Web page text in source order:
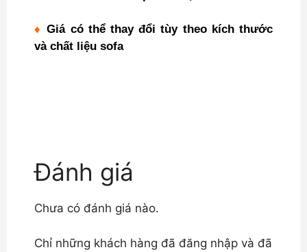
♦ Giá có thể thay đổi tùy theo kích thước
và chất liệu sofa
Đánh giá
Chưa có đánh giá nào.
Chỉ những khách hàng đã đăng nhập và đã